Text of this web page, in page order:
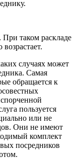
. При таком раскладе
случаях может
Самая
обращается к
пользуется
или не
Они не имеют
комплект
посредников